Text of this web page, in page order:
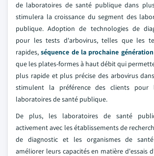
de laboratoires de santé publique dans
stimulera la croissance du segment des
publique. Adoption de technologies de
pour les tests d'arbovirus, telles que les
rapides,séquence de la prochaine génération
que les plates-formes à haut débit qui
plus rapide et plus précise des arbovirus
stimulent la préférence des clients pour
laboratoires de santé publique.
De plus, les laboratoires de santé
activement avec les établissements de
de diagnostic et les organismes de
améliorer leurs capacités en matière d'essais